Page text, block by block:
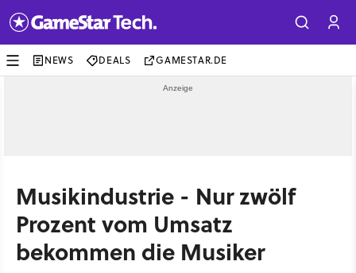
NEWS DEALS GAMESTAR.DE
Musikindustrie - Nur zwölf
Prozent vom Umsatz
bekommen die Musiker